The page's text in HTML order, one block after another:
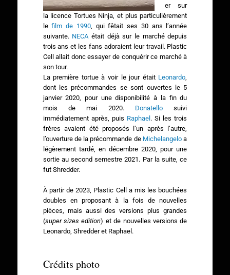
er sur
la licence Tortues Ninja, et plus particulièrement
lefilm de 1990, qui fêtait ses 30 ans l’année
suivante. NECAétait déjà sur le marché depuis
trois ans et les fans adoraient leur travail. Plastic
Cell allait donc essayer de conquérir ce marché à
son tour.
La première tortue à voir le jour était Leonardo,
dont les précommandes se sont ouvertes le 5
janvier 2020, pour une disponibilité à la fin du
mois de mai 2020. Donatello suivi
immédiatement après, puis Raphael . Si les trois
frères avaient été proposés l’un après l’autre,
l’ouverture de la précommande de Michelangelo a
légèrement tardé, en décembre 2020, pour une
sortie au second semestre 2021. Par la suite, ce
fut Shredder.
À partir de 2023, Plastic Cell a mis les bouchées
doubles en proposant à la fois de nouvelles
pièces, mais aussi des versions plus grandes
(super sizes edition) et de nouvelles versions de
Leonardo, Shredder et Raphael.
Crédits photo